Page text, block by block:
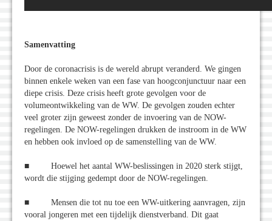
Samenvatting
Door de coronacrisis is de wereld abrupt veranderd. We gingen
binnen enkele weken van een fase van hoogconjunctuur naar een
diepe crisis. Deze crisis heeft grote gevolgen voor de
volumeontwikkeling van de WW. De gevolgen zouden echter
veel groter zijn geweest zonder de invoering van de NOW-
regelingen. De NOW-regelingen drukken de instroom in de WW
en hebben ook invloed op de samenstelling van de WW.
■ Hoewel het aantal WW-beslissingen in 2020 sterk stijgt,
wordt die stijging gedempt door de NOW-regelingen.
■ Mensen die tot nu toe een WW-uitkering aanvragen, zijn
vooral jongeren met een tijdelijk dienstverband. Dit gaat